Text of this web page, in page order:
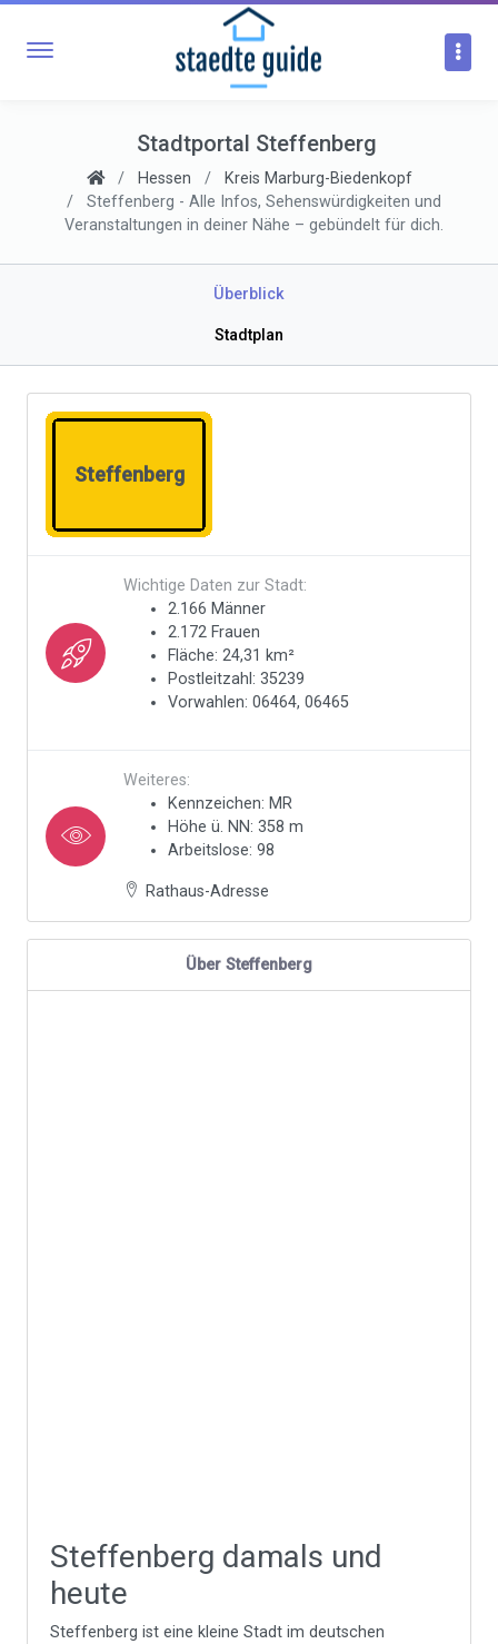
Stadtportal Steffenberg
Hessen
Kreis Marburg-Biedenkopf
Steffenberg - Alle Infos, Sehenswürdigkeiten und
Veranstaltungen in deiner Nähe – gebündelt für dich.
Überblick
Stadtplan
Steffenberg
Wichtige Daten zur Stadt:
2.166 Männer
2.172 Frauen
Fläche: 24,31 km²
Postleitzahl: 35239
Vorwahlen: 06464, 06465
Weiteres:
Kennzeichen: MR
Höhe ü. NN: 358 m
Arbeitslose: 98
Rathaus-Adresse
Über Steffenberg
Steffenberg damals und
heute
Steffenberg ist eine kleine Stadt im deutschen